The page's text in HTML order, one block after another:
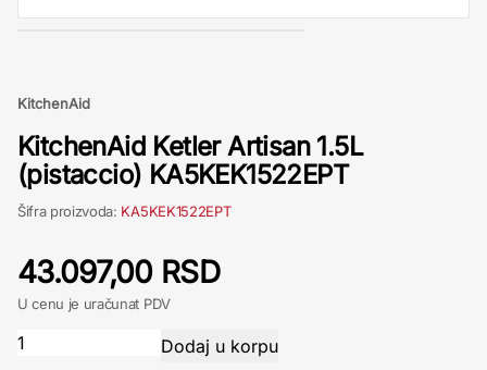
KitchenAid
KitchenAid Ketler Artisan 1.5L
(pistaccio) KA5KEK1522EPT
Šifra proizvoda: KA5KEK1522EPT
43.097,00 RSD
U cenu je uračunat PDV